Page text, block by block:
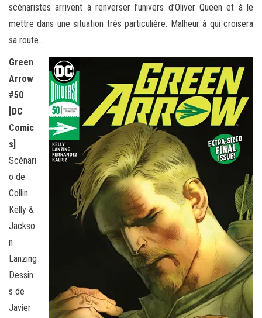
scénaristes arrivent à renverser l’univers d’Oliver Queen et à le
mettre dans une situation très particulière. Malheur à qui croisera
sa route…
Green
Arrow
#50
[DC
Comic
s]
Scénari
o de
Collin
Kelly &
Jackso
n
Lanzing
Dessin
s de
Javier